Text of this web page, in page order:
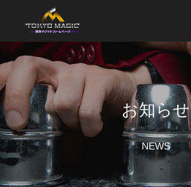
お知らせ
NEWS